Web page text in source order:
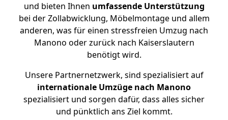
und bieten Ihnen umfassende Unterstützung
bei der Zollabwicklung, Möbelmontage und allem
anderen, was für einen stressfreien Umzug nach
Manono oder zurück nach Kaiserslautern
benötigt wird.
Unsere Partnernetzwerk, sind spezialisiert auf
internationale Umzüge nach Manono
spezialisiert und sorgen dafür, dass alles sicher
und pünktlich ans Ziel kommt.